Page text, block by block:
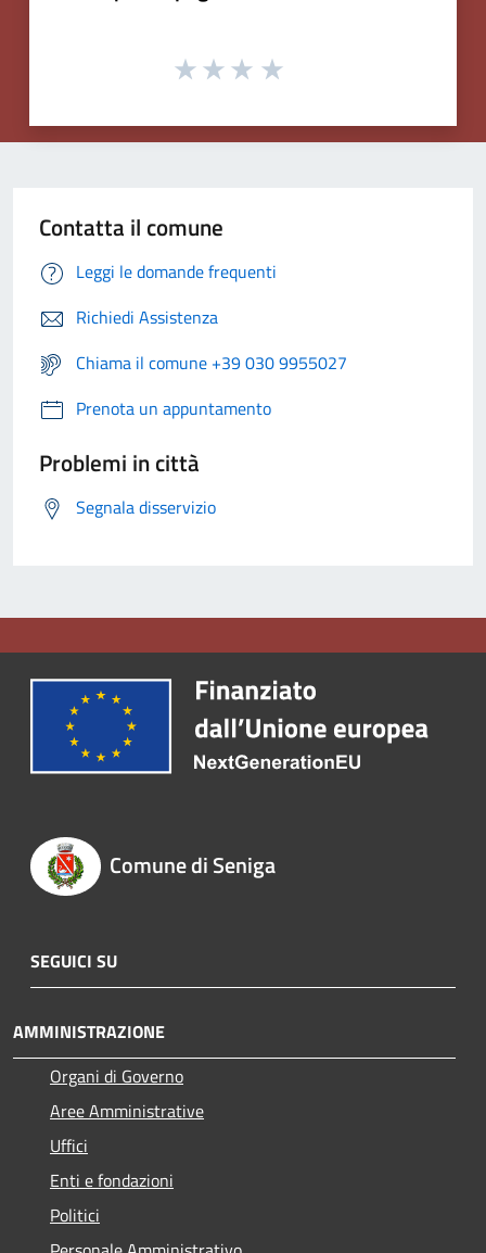
Contatta il comune
Leggi le domande frequenti
Richiedi Assistenza
Chiama il comune +39 030 9955027
Prenota un appuntamento
Problemi in città
Segnala disservizio
Comune di Seniga
SEGUICI SU
AMMINISTRAZIONE
Organi di Governo
Aree Amministrative
Uffici
Enti e fondazioni
Politici